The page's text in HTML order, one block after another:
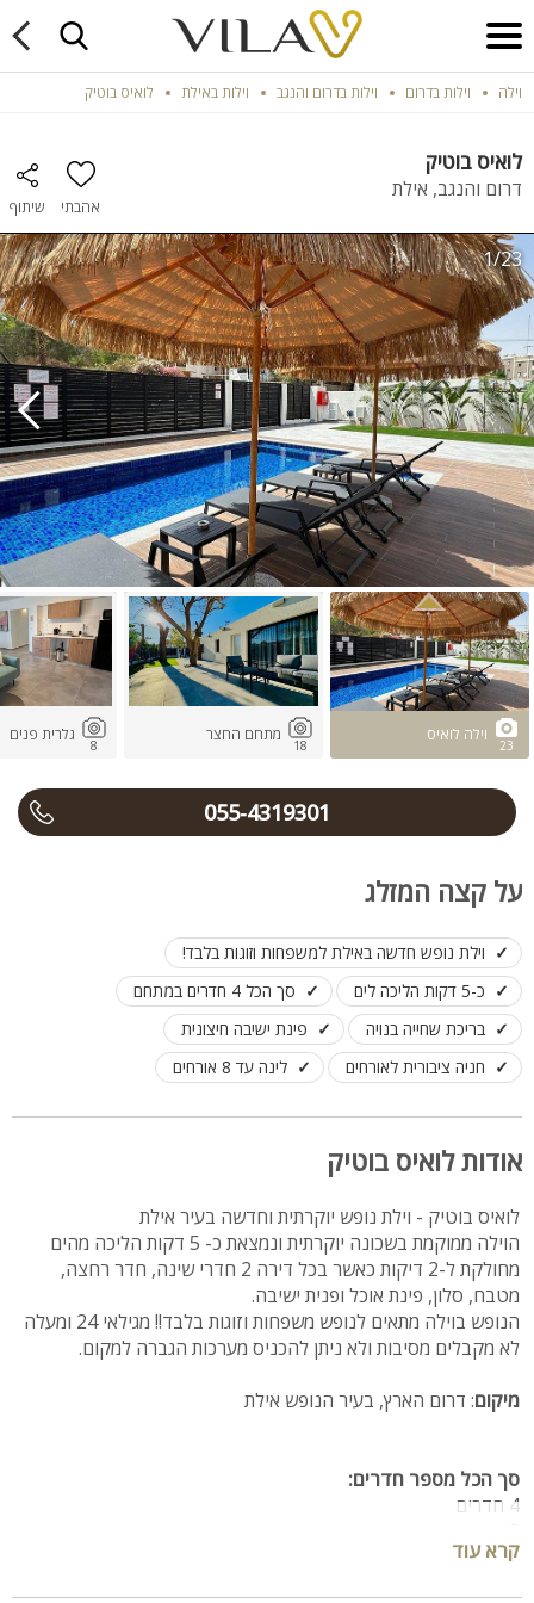
וילה וילות בדרום וילות בדרום והנגב וילות באילת לואיס בוטיק
לואיס בוטיק
דרום והנגב, אילת
אהבתי שיתוף
1/23
23
וילה לואיס
18
מתחם החצר
8
גלרית פנים
055-4319301
על קצה המזלג
וילת נופש חדשה באילת למשפחות וזוגות בלבד!
כ-5 דקות הליכה לים
סך הכל 4 חדרים במתחם
בריכת שחייה בנויה
פינת ישיבה חיצונית
חניה ציבורית לאורחים
לינה עד 8 אורחים
אודות לואיס בוטיק
לואיס בוטיק - וילת נופש יוקרתית וחדשה בעיר אילת
הוילה ממוקמת בשכונה יוקרתית ונמצאת כ- 5 דקות הליכה מהים
מחולקת ל-2 דיקות כאשר בכל דירה 2 חדרי שינה, חדר רחצה,
מטבח, סלון, פינת אוכל ופנית ישיבה.
הנופש בוילה מתאים לנופש משפחות וזוגות בלבד!! מגילאי 24 ומעלה
לא מקבלים מסיבות ולא ניתן להכניס מערכות הגברה למקום.
מיקום: דרום הארץ, בעיר הנופש אילת
סך הכל מספר חדרים:
4 חדרים
קרא עוד